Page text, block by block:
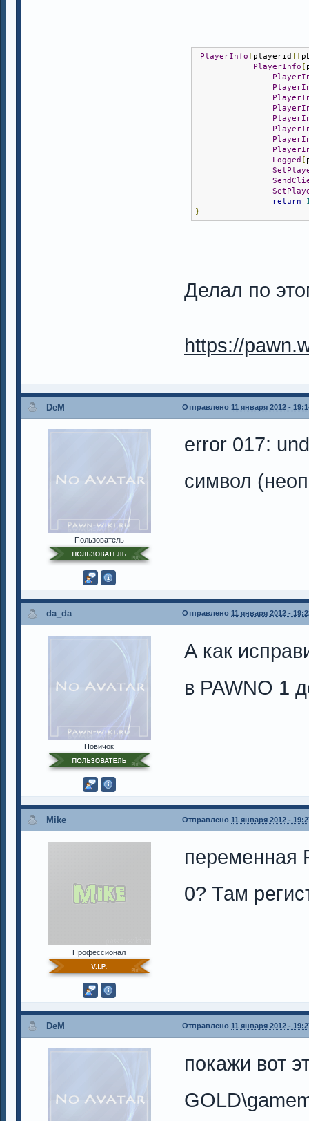
PlayerInfo [ playerid ][
PlayerInfo [
Logged [
return
}
Делал по
https://
DeM Отправлено 11 января 2012 -
Пользователь
error 017:
символ
da_da Отправлено 11 января 2012 -
Новичок
А как
в PAWNO 1
Mike Отправлено 11 января 2012 -
Профессионал
переменная
0? Там
DeM Отправлено 11 января 2012 -
покажи вот